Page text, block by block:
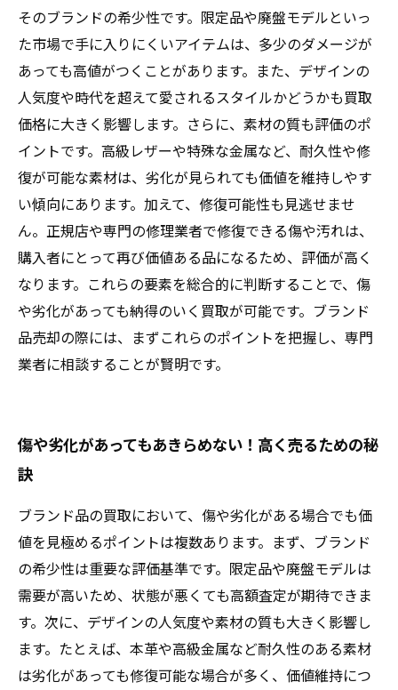
そのブランドの希少性です。限定品や廃盤モデルといっ
た市場で手に入りにくいアイテムは、多少のダメージが
あっても高値がつくことがあります。また、デザインの
人気度や時代を超えて愛されるスタイルかどうかも買取
価格に大きく影響します。さらに、素材の質も評価のポ
イントです。高級レザーや特殊な金属など、耐久性や修
復が可能な素材は、劣化が見られても価値を維持しやす
い傾向にあります。加えて、修復可能性も見逃せませ
ん。正規店や専門の修理業者で修復できる傷や汚れは、
購入者にとって再び価値ある品になるため、評価が高く
なります。これらの要素を総合的に判断することで、傷
や劣化があっても納得のいく買取が可能です。ブランド
品売却の際には、まずこれらのポイントを把握し、専門
業者に相談することが賢明です。
傷や劣化があってもあきらめない！高く売るための秘
訣
ブランド品の買取において、傷や劣化がある場合でも価
値を見極めるポイントは複数あります。まず、ブランド
の希少性は重要な評価基準です。限定品や廃盤モデルは
需要が高いため、状態が悪くても高額査定が期待できま
す。次に、デザインの人気度や素材の質も大きく影響し
ます。たとえば、本革や高級金属など耐久性のある素材
は劣化があっても修復可能な場合が多く、価値維持につ